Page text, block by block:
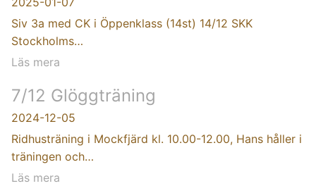
Siv 3a med CK i Öppenklass (14st) 14/12 SKK
Stockholms…
Läs mera
7/12 Glöggträning
2024-12-05
Ridhusträning i Mockfjärd kl. 10.00-12.00, Hans håller i
träningen och…
Läs mera